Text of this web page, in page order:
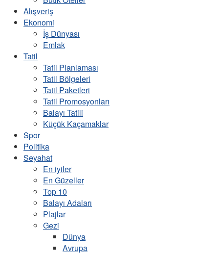
Alışveriş
Ekonomi
İş Dünyası
Emlak
Tatil
Tatil Planlaması
Tatil Bölgeleri
Tatil Paketleri
Tatil Promosyonları
Balayı Tatili
Küçük Kaçamaklar
Spor
Politika
Seyahat
En iyiler
En Güzeller
Top 10
Balayı Adaları
Plajlar
Gezi
Dünya
Avrupa